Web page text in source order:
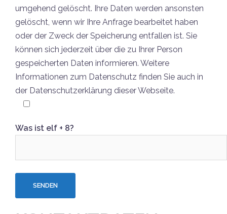
umgehend gelöscht. Ihre Daten werden ansonsten
gelöscht, wenn wir Ihre Anfrage bearbeitet haben
oder der Zweck der Speicherung entfallen ist. Sie
können sich jederzeit über die zu Ihrer Person
gespeicherten Daten informieren. Weitere
Informationen zum Datenschutz finden Sie auch in
der Datenschutzerklärung dieser Webseite.
Was ist elf + 8?